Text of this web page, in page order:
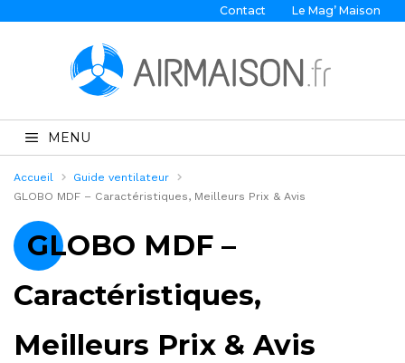
Contact Le Mag’ Maison
MENU
Accueil
Guide ventilateur
GLOBO MDF – Caractéristiques, Meilleurs Prix & Avis
GLOBO MDF –
Caractéristiques,
Meilleurs Prix & Avis